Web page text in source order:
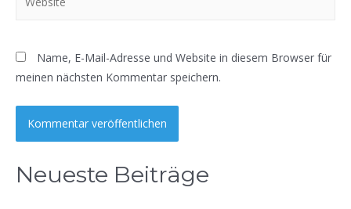
Name, E-Mail-Adresse und Website in diesem Browser für
meinen nächsten Kommentar speichern.
Neueste Beiträge